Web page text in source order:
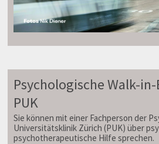
Psychologische Walk-
PUK
Sie können mit einer Fachperson der
Universitätsklinik Zürich (PUK) über
psychotherapeutische Hilfe sprechen.